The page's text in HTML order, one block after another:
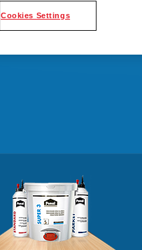
Cookies Settings